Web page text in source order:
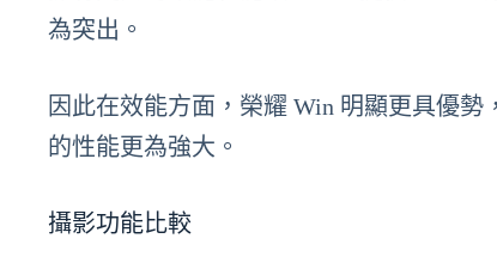
為突出。
因此在效能方面，榮耀 Win 明顯更具優勢
的性能更為強大。
攝影功能比較